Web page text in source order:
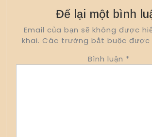
Để lại một bình
Email của bạn sẽ không được
khai. Các trường bắt buộc được
Bình luận *